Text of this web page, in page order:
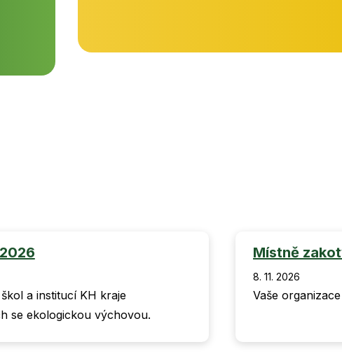
a institucí KH kraje
se ekologickou výchovou.
Místně
8. 11. 2026
Vaše